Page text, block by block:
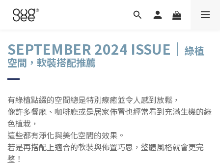
SEPTEMBER 2024 ISSUE｜ 綠植
空間，軟裝搭配推薦
有綠植點綴的空間總是特別療癒並令人感到放鬆，
像許多餐廳、咖啡廳或是居家佈置也經常看到充滿生機的綠
色植栽，
這些都有淨化與美化空間的效果。
若是再搭配上適合的軟裝與佈置巧思，整體風格就會更完
整！